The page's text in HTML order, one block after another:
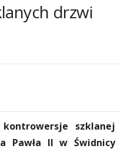
drzwi
szklanej
Pawła II w Świdnicy